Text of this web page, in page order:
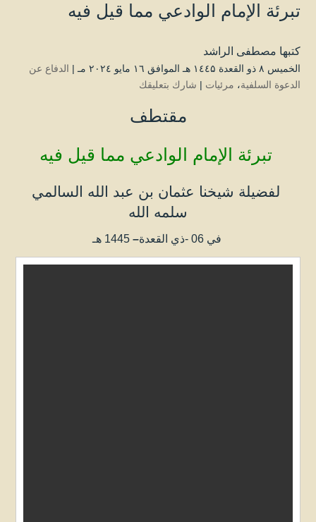
تبرئة الإمام الوادعي مما قيل فيه
كتبها مصطفى الراشد
الخميس ۸ ذو القعدة ۱٤٤۵ هـ الموافق ۱٦ مايو ۲۰۲٤ مـ |
الدفاع عن
الدعوة السلفية، مرئيات | شارك بتعليقك
مقتطف
تبرئة الإمام الوادعي مما قيل فيه
لفضيلة شيخنا عثمان بن عبد الله السالمي
سلمه الله
في 06 -ذي القعدة –1445 هـ